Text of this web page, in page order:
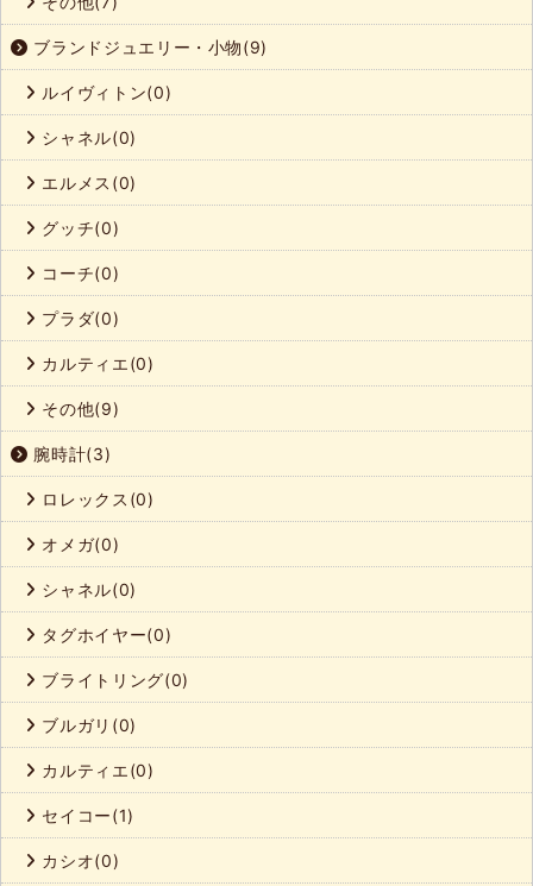
ブランドジュエリー・小物(9)
ルイヴィトン(0)
シャネル(0)
エルメス(0)
グッチ(0)
コーチ(0)
プラダ(0)
カルティエ(0)
その他(9)
腕時計(3)
ロレックス(0)
オメガ(0)
シャネル(0)
タグホイヤー(0)
ブライトリング(0)
ブルガリ(0)
カルティエ(0)
セイコー(1)
カシオ(0)